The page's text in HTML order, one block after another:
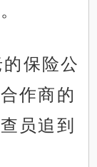
保险公
作商的
员追到